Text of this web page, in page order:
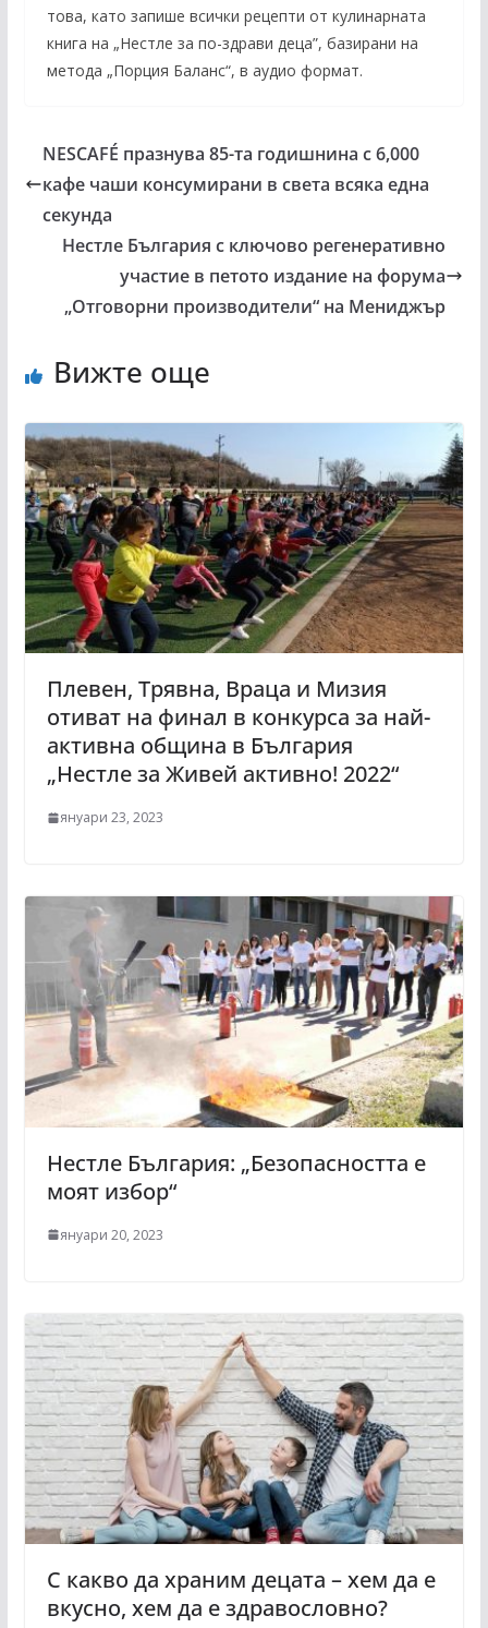
това, като запише всички рецепти от кулинарната
книга на „Нестле за по-здрави деца”, базирани на
метода „Порция Баланс“, в аудио формат.
NESCAFÉ празнува 85-та годишнина с 6,000
кафе чаши консумирани в света всяка една
секунда
Нестле България с ключово регенеративно
участие в петото издание на форумa
„Отговорни производители“ на Мениджър
Вижте още
Плевен, Трявна, Враца и Мизия
отиват на финал в конкурса за най-
активна община в България
„Нестле за Живей активно! 2022“
януари 23, 2023
Нестле България: „Безопасността е
моят избор“
януари 20, 2023
С какво да храним децата – хем да е
вкусно, хем да е здравословно?